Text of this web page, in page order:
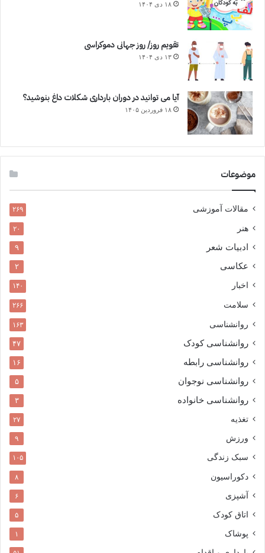
۱۸ دی ۱۴۰۴
تقویم روز/ روز جهانی دموکراسی
۱۳ دی ۱۴۰۴
آیا می توانید در دوران بارداری شکلات داغ بنوشید؟
۱۸ فروردین ۱۴۰۵
موضوعات
مقالات آموزشی ۲۶۹
هنر ۲۰
ادبیات شعر ۹
عکاسی ۲
اخبار ۱۴۰
سلامت ۲۶۶
روانشناسی ۱۶۳
روانشناسی کودک ۴۷
روانشناسی رابطه ۱۶
روانشناسی نوجوان ۵
روانشناسی خانواده ۳
تغذیه ۲۷
ورزش ۹
سبک زندگی ۱۰۵
دکوراسیون ۸
آشپزی ۶
اتاق کودک ۵
پوشاک ۱